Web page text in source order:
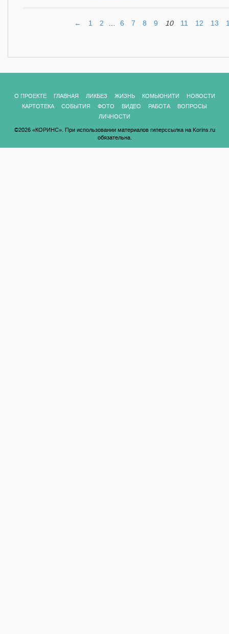
← 1 2 … 6 7 8 9 10 11 12 13
О ПРОЕКТЕ ГЛАВНАЯ ЛИКБЕЗ ЖИЗНЬ КОМЬЮНИТИ
НОВОСТИ
КАРТОТЕКА
СОБЫТИЯ ФОТО ВИДЕО РАБОТА
ВОПРОСЫ
ЛИЧНОСТИ
©2026 «КОРИНС». При использовании материалов гиперссылка на Korins.ru
обязательна.